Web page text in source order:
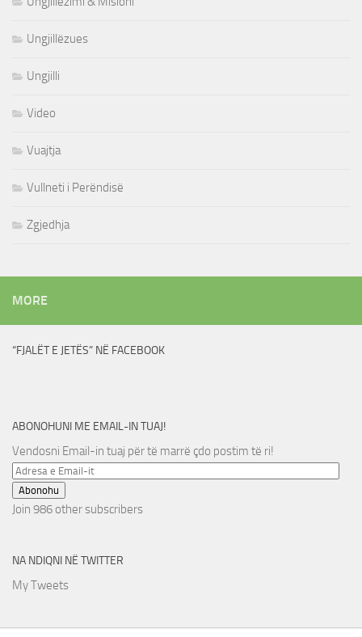
Ungjillëzues
Ungjilli
Video
Vuajtja
Vullneti i Perëndisë
Zgjedhja
MORE
“FJALËT E JETËS” NË FACEBOOK
ABONOHUNI ME EMAIL-IN TUAJ!
Vendosni Email-in tuaj për të marrë çdo postim të ri!
Adresa
Email-
Abonohu
Join 986 other subscribers
NA NDIQNI NË TWITTER
My Tweets